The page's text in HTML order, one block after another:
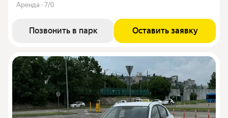
Аренда · 7/0
Позвонить в парк Оставить заявку